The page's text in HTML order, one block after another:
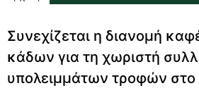
Συνεχίζεται η διανομή
κάδων για τη χωριστή
υπολειμμάτων τροφών